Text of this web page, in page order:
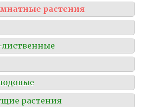
растения
растения